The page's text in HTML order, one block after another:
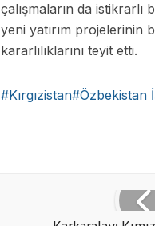
çalışmaların da
yeni yatırım projelerinin
kararlılıklarını teyit etti.